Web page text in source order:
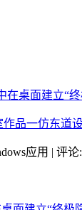
在桌面建立“
作品一仿东道
应用 | 评论